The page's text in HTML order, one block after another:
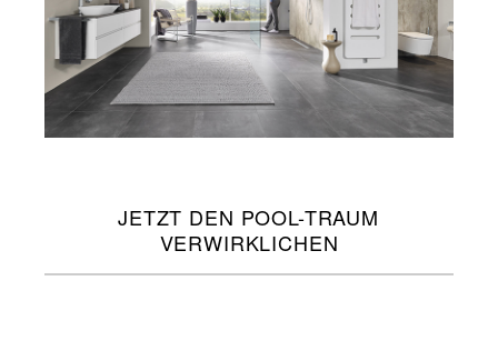
JETZT DEN POOL-TRAUM
VERWIRKLICHEN